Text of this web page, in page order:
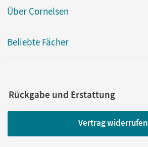
Über Cornelsen
Beliebte Fächer
Rückgabe und Erstattung
Vertrag widerrufen